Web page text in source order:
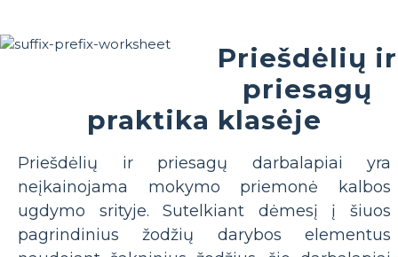
Priešdėlių ir
priesagų
praktika klasėje
Priešdėlių ir priesagų darbalapiai yra
neįkainojama mokymo priemonė kalbos
ugdymo srityje. Sutelkiant dėmesį į šiuos
pagrindinius žodžių darybos elementus